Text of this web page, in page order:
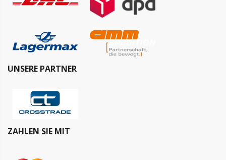
UNSERE PARTNER
ZAHLEN SIE MIT